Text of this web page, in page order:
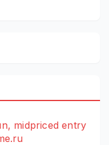
midpriced entry